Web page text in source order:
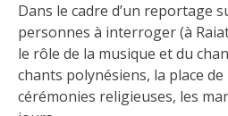
Dans le cadre d’un reportage
personnes à interroger (à
le rôle de la musique et du
chants polynésiens, la place
cérémonies religieuses, les